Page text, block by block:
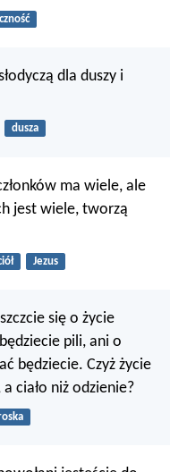
dla duszy i
dusza
ma wiele, ale
jest wiele, tworzą
Jezus
się o życie
pili, ani o
będziecie. Czyż życie
ciało niż odzienie?